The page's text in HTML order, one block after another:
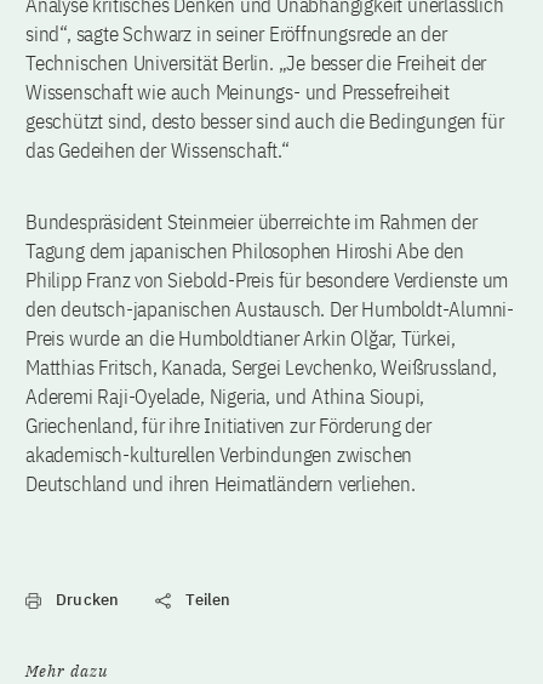
sind“, sagte Schwarz in seiner Eröffnungsrede an der
Technischen Universität Berlin. „Je besser die Freiheit der
Wissenschaft wie auch Meinungs- und Pressefreiheit
geschützt sind, desto besser sind auch die Bedingungen für
das Gedeihen der Wissenschaft.“
Bundespräsident Steinmeier überreichte im Rahmen der
Tagung dem japanischen Philosophen Hiroshi Abe den
Philipp Franz von Siebold-Preis für besondere Verdienste um
den deutsch-japanischen Austausch. Der Humboldt-Alumni-
Preis wurde an die Humboldtianer Arkin Olğar, Türkei,
Matthias Fritsch, Kanada, Sergei Levchenko, Weißrussland,
Aderemi Raji-Oyelade, Nigeria, und Athina Sioupi,
Griechenland, für ihre Initiativen zur Förderung der
akademisch-kulturellen Verbindungen zwischen
Deutschland und ihren Heimatländern verliehen.
Drucken Teilen
Mehr dazu